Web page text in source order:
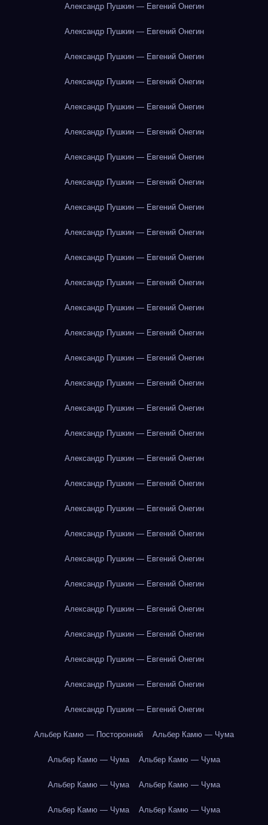
Александр Пушкин — Евгений Онегин
Александр Пушкин — Евгений Онегин
Александр Пушкин — Евгений Онегин
Александр Пушкин — Евгений Онегин
Александр Пушкин — Евгений Онегин
Александр Пушкин — Евгений Онегин
Александр Пушкин — Евгений Онегин
Александр Пушкин — Евгений Онегин
Александр Пушкин — Евгений Онегин
Александр Пушкин — Евгений Онегин
Александр Пушкин — Евгений Онегин
Александр Пушкин — Евгений Онегин
Александр Пушкин — Евгений Онегин
Александр Пушкин — Евгений Онегин
Александр Пушкин — Евгений Онегин
Александр Пушкин — Евгений Онегин
Александр Пушкин — Евгений Онегин
Александр Пушкин — Евгений Онегин
Александр Пушкин — Евгений Онегин
Александр Пушкин — Евгений Онегин
Александр Пушкин — Евгений Онегин
Александр Пушкин — Евгений Онегин
Александр Пушкин — Евгений Онегин
Александр Пушкин — Евгений Онегин
Александр Пушкин — Евгений Онегин
Александр Пушкин — Евгений Онегин
Александр Пушкин — Евгений Онегин
Александр Пушкин — Евгений Онегин
Александр Пушкин — Евгений Онегин
Альбер Камю — Посторонний Альбер Камю — Чума
Альбер Камю — Чума Альбер Камю — Чума
Альбер Камю — Чума Альбер Камю — Чума
Альбер Камю — Чума Альбер Камю — Чума